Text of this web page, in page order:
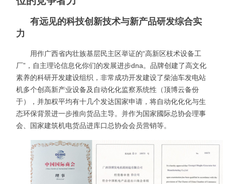
有远见的科技创新技术与新产品研发综合实
力
用作广西省内壮族基层民主区举证的“高新区枝术设备工
厂”，自主理论信息化你们的发展进步dna。品牌创建了高文化
素养的科研开发建设组织，非常成功开发建设了柴油车发电站
机多个创高新产业设备及自动化化监察系统性（顶博云备份
于），并加权平均有十几个发达国家申请，将自动化化化与生
态环保背景进一步推向货品主导。并作为国家國际总协会理事
会、国家建筑机电货品进库口总协会会员营销等。